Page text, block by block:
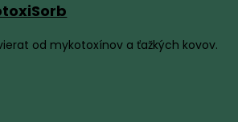
od mykotoxínov a ťažkých kovov.